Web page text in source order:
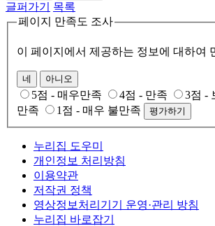
글퍼가기
목록
페이지 만족도 조사
이 페이지에서 제공하는 정보에 대하여
네 아니오
5점 - 매우만족 4점 - 만족 3점 -
만족
1점 - 매우 불만족 평가하기
누리집 도우미
개인정보 처리방침
이용약관
저작권 정책
영상정보처리기기 운영·관리 방침
누리집 바로잡기